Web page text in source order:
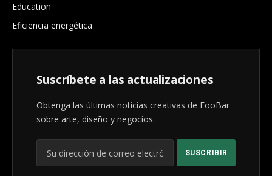
Education
Eficiencia energética
Suscríbete a las actualizaciones
Obtenga las últimas noticias creativas de FooBar
sobre arte, diseño y negocios.